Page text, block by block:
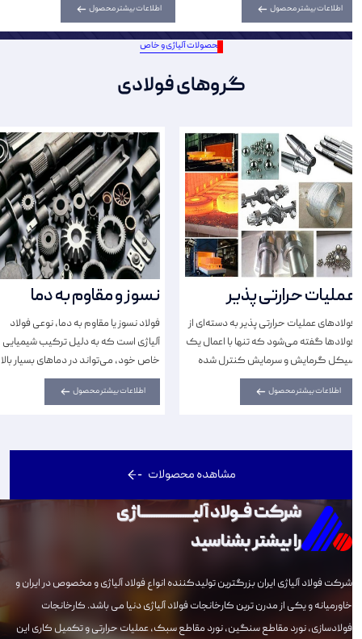
اطلاعات بیشتر محصول اطلاعات بیشتر محصول
محصولات آلیاژی و خاص
گروهای فولادی
عملیات حرارتی پذیر
فولاد‌های عملیات حرارتی پذیر به دسته‌ای از
فولادها گفته می‌شود که تنها با اعمال یک
سیکل گرمایش و سرمایش کنترل شده
(بدون اعمال تغییرات در ترکیب شیمیایی)،
تغییرات فازی، ساختاری و تغییرات...
اطلاعات بیشتر محصول
نسوز و مقاوم به دما
فولاد نسوز یا مقاوم به دما، نوعی فولاد
آلیاژی است که به دلیل ترکیب شیمیایی
خاص خود، می‌تواند در دما‌های بسیار بالا
بدون از دست دادن استحکام و خواص
مکانیکی، به کار رود.
اطلاعات بیشتر محصول
مشاهده محصولات
شرکت فــولاد آلیـــــــــــــــــــــاژی
را بیشتر بشناسید
شرکت فولاد آلیاژی ایران بزرگترین تولیدکننده انواع فولاد آلیاژی و مخصوص در ایران و
خاورمیانه و یکی از مدرن ترین کارخانجات فولاد آلیاژی دنیا می باشد. کارخانجات
فولادسازی، نورد مقاطع سنگین، نورد مقاطع سبک، عملیات حرارتی و تکمیل کاری این